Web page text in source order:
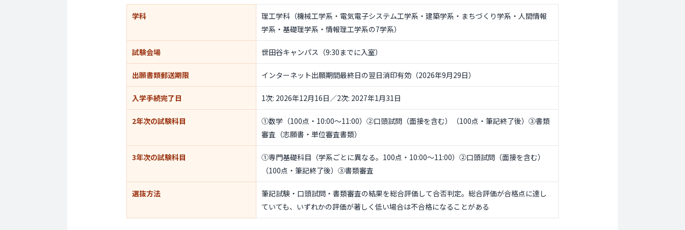
学科
理工学科（機械工学系・電気電子システム工学系・建築学系・まちづくり学系・人間情報
学系・基礎理学系・情報理工学系の7学系）
試験会場 世田谷キャンパス（9:30までに入室）
出願書類郵送期限 インターネット出願期間最終日の翌日消印有効（2026年9月29日）
入学手続完了日 1次: 2026年12月16日／2次: 2027年1月31日
2年次の試験科目
①数学（100点・10:00〜11:00）②口頭試問（面接を含む）（100点・筆記終了後）③書類
審査（志願書・単位審査書類）
3年次の試験科目
①専門基礎科目（学系ごとに異なる。100点・10:00〜11:00）②口頭試問（面接を含む）
（100点・筆記終了後）③書類審査
選抜方法
筆記試験・口頭試問・書類審査の結果を総合評価して合否判定。総合評価が合格点に達し
ていても、いずれかの評価が著しく低い場合は不合格になることがある